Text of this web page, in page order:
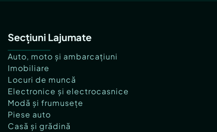
Secțiuni Lajumate
Auto, moto și ambarcațiuni
Imobiliare
Locuri de muncă
Electronice și electrocasnice
Modă și frumusețe
Piese auto
Casă și grădină